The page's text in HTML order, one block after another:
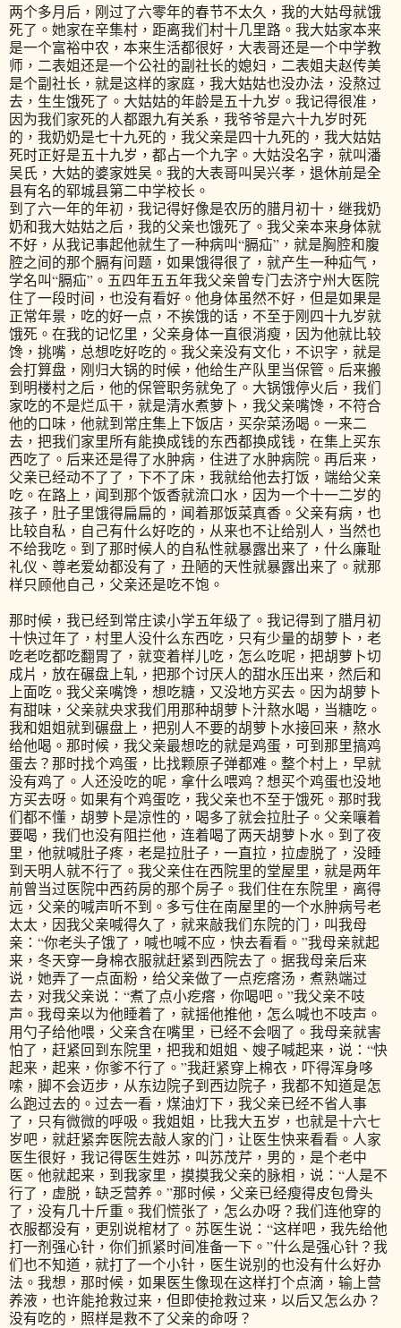
两个多月后，刚过了六零年的春节不太久，我的大姑母就饿
死了。她家在辛集村，距离我们村十几里路。我大姑家本来
是一个富裕中农，本来生活都很好，大表哥还是一个中学教
师，二表姐还是一个公社的副社长的媳妇，二表姐夫赵传美
是个副社长，就是这样的家庭，我大姑姑也没办法，没熬过
去，生生饿死了。大姑姑的年龄是五十九岁。我记得很准，
因为我们家死的人都跟九有关系，我爷爷是六十九岁时死
的，我奶奶是七十九死的，我父亲是四十九死的，我大姑姑
死时正好是五十九岁，都占一个九字。大姑没名字，就叫潘
吴氏，大姑的婆家姓吴。我的大表哥叫吴兴孝，退休前是全
县有名的郓城县第二中学校长。
到了六一年的年初，我记得好像是农历的腊月初十，继我奶
奶和我大姑姑之后，我的父亲也饿死了。我父亲本来身体就
不好，从我记事起他就生了一种病叫“膈疝”，就是胸腔和腹
腔之间的那个膈有问题，如果饿得很了，就产生一种疝气，
学名叫“膈疝”。五四年五五年我父亲曾专门去济宁州大医院
住了一段时间，也没有看好。他身体虽然不好，但是如果是
正常年景，吃的好一点，不挨饿的话，不至于刚四十九岁就
饿死。在我的记忆里，父亲身体一直很消瘦，因为他就比较
馋，挑嘴，总想吃好吃的。我父亲没有文化，不识字，就是
会打算盘，刚归大锅的时候，他给生产队里当保管。后来搬
到明楼村之后，他的保管职务就免了。大锅饿停火后，我们
家吃的不是烂瓜干，就是清水煮萝卜，我父亲嘴馋，不符合
他的口味，他就到常庄集上下饭店，买杂菜汤喝。一来二
去，把我们家里所有能换成钱的东西都换成钱，在集上买东
西吃了。后来还是得了水肿病，住进了水肿病院。再后来，
父亲已经动不了了，下不了床，我就给他去打饭，端给父亲
吃。在路上，闻到那个饭香就流口水，因为一个十一二岁的
孩子，肚子里饿得扁扁的，闻着那饭菜真香。父亲有病，也
比较自私，自己有什么好吃的，从来也不让给别人，当然也
不给我吃。到了那时候人的自私性就暴露出来了，什么廉耻
礼仪、尊老爱幼都没有了，丑陋的天性就暴露出来了。就那
样只顾他自己，父亲还是吃不饱。
那时候，我已经到常庄读小学五年级了。我记得到了腊月初
十快过年了，村里人没什么东西吃，只有少量的胡萝卜，老
吃老吃都吃翻胃了，就变着样儿吃，怎么吃呢，把胡萝卜切
成片，放在碾盘上轧，把那个讨厌人的甜水压出来，然后和
上面吃。我父亲嘴馋，想吃糖，又没地方买去。因为胡萝卜
有甜味，父亲就央求我们用那种胡萝卜汁熬水喝，当糖吃。
我和姐姐就到碾盘上，把别人不要的胡萝卜水接回来，熬水
给他喝。那时候，我父亲最想吃的就是鸡蛋，可到那里搞鸡
蛋去？那时找个鸡蛋，比找颗原子弹都难。整个村上，早就
没有鸡了。人还没吃的呢，拿什么喂鸡？想买个鸡蛋也没地
方买去呀。如果有个鸡蛋吃，我父亲也不至于饿死。那时我
们都不懂，胡萝卜是凉性的，喝多了就会拉肚子。父亲嚷着
要喝，我们也没有阻拦他，连着喝了两天胡萝卜水。到了夜
里，他就喊肚子疼，老是拉肚子，一直拉，拉虚脱了，没睡
到天明人就不行了。我父亲住在西院里的堂屋里，就是两年
前曾当过医院中西药房的那个房子。我们住在东院里，离得
远，父亲的喊声听不到。多亏住在南屋里的一个水肿病号老
太太，因我父亲喊得久了，就来敲我们东院的门，叫我母
亲：“你老头子饿了，喊也喊不应，快去看看。”我母亲就起
来，冬天穿一身棉衣服就赶紧到西院去了。据我母亲后来
说，她弄了一点面粉，给父亲做了一点疙瘩汤，煮熟端过
去，对我父亲说：“煮了点小疙瘩，你喝吧。”我父亲不吱
声。我母亲以为他睡着了，就摇他推他，怎么喊也不吱声。
用勺子给他喂，父亲含在嘴里，已经不会咽了。我母亲就害
怕了，赶紧回到东院里，把我和姐姐、嫂子喊起来，说：“快
起来，起来，你爹不行了。”我赶紧穿上棉衣，吓得浑身哆
嗦，脚不会迈步，从东边院子到西边院子，我都不知道是怎
么跑过去的。过去一看，煤油灯下，我父亲已经不省人事
了，只有微微的呼吸。我姐姐，比我大五岁，也就是十六七
岁吧，就赶紧奔医院去敲人家的门，让医生快来看看。人家
医生很好，我记得医生姓苏，叫苏茂芹，男的，是个老中
医。他就起来，到我家里，摸摸我父亲的脉相，说：“人是不
行了，虚脱，缺乏营养。”那时候，父亲已经瘦得皮包骨头
了，没有几十斤重。我们慌张了，怎么办呀？我们连他穿的
衣服都没有，更别说棺材了。苏医生说：“这样吧，我先给他
打一剂强心针，你们抓紧时间准备一下。”什么是强心针？我
们也不知道，就打了一个小针，医生说别的也没有什么好办
法。我想，那时候，如果医生像现在这样打个点滴，输上营
养液，也许能抢救过来，但即使抢救过来，以后又怎么办？
没有吃的，照样是救不了父亲的命呀？